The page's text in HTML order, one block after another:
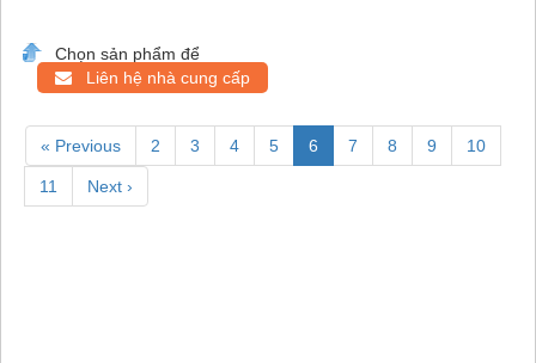
Chọn sản phẩm để
Liên hệ nhà cung cấp
« Previous 2 3 4 5 6 7 8 9 10
11 Next ›